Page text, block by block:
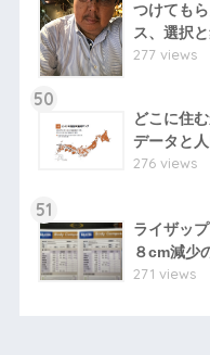
つけても
ス、選択
277 views
50
どこに住
データと
276 views
51
ライザッ
８cm減少
271 views